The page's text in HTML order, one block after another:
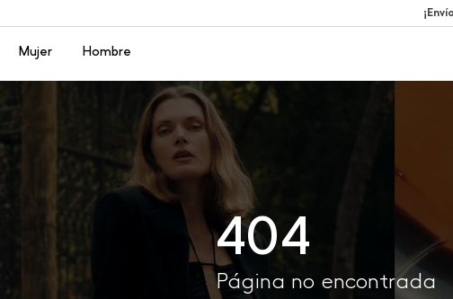
Menú
Mujer Hombre
404
Página no encontrada